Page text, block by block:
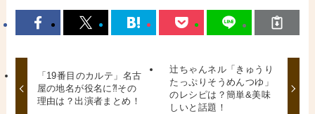
「19番目のカルテ」名古
屋の地名が役名に⁈その
理由は？出演者まとめ！
辻ちゃんネル「きゅうり
たっぷりそうめんつゆ」
のレシピは？簡単&美味
しいと話題！